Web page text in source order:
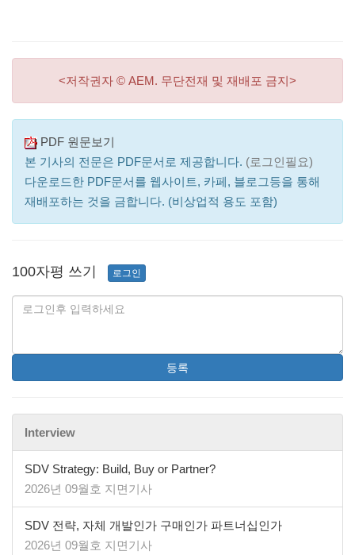
<저작권자 © AEM. 무단전재 및 재배포 금지>
PDF 원문보기
본 기사의 전문은 PDF문서로 제공합니다. (로그인필요)
다운로드한 PDF문서를 웹사이트, 카페, 블로그등을 통해
재배포하는 것을 금합니다. (비상업적 용도 포함)
100자평 쓰기 로그인
등록
Interview
SDV Strategy: Build, Buy or Partner?
2026년 09월호 지면기사
SDV 전략, 자체 개발인가 구매인가 파트너십인가
2026년 09월호 지면기사